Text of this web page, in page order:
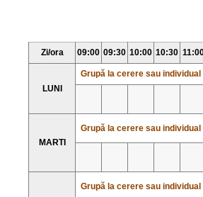
Zi/ora 09:00 09:30 10:00 10:30
LUNI
Grupă la cerere sau individual
MARTI
Grupă la cerere sau individual
Grupă la cerere sau individual